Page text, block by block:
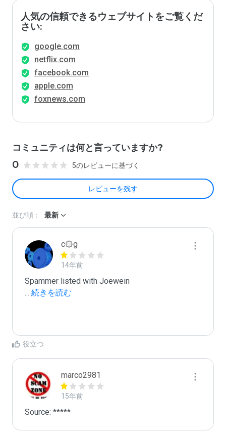
人気の信頼できるウェブサイトをご覧くだ
さい:
google.com
netflix.com
facebook.com
apple.com
foxnews.com
コミュニティは何と言っていますか?
0 5のレビューに基づく
レビューを残す
並び順： 最新
c۞g
14年前
... 続きを読む
役立つ
marco2981
15年前